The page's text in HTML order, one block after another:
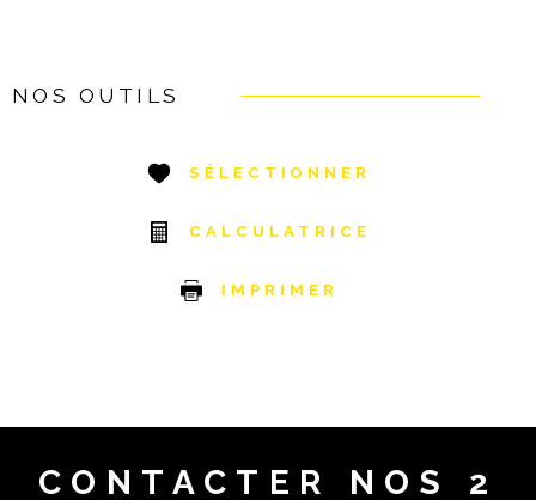
NOS OUTILS
SÉLECTIONNER
CALCULATRICE
IMPRIMER
CONTACTER NOS 2